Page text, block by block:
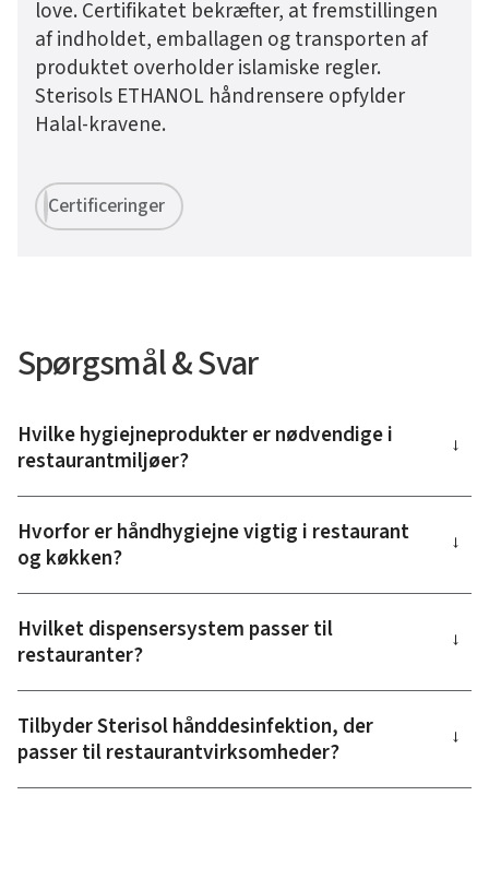
love. Certifikatet bekræfter, at fremstillingen
af indholdet, emballagen og transporten af
produktet overholder islamiske regler.
Sterisols ETHANOL håndrensere opfylder
Halal-kravene.
Certificeringer
Spørgsmål & Svar
Hvilke hygiejneprodukter er nødvendige i
restaurantmiljøer?
→
Hvorfor er håndhygiejne vigtig i restaurant
og køkken?
→
Hvilket dispensersystem passer til
restauranter?
→
Tilbyder Sterisol hånddesinfektion, der
passer til restaurantvirksomheder?
→